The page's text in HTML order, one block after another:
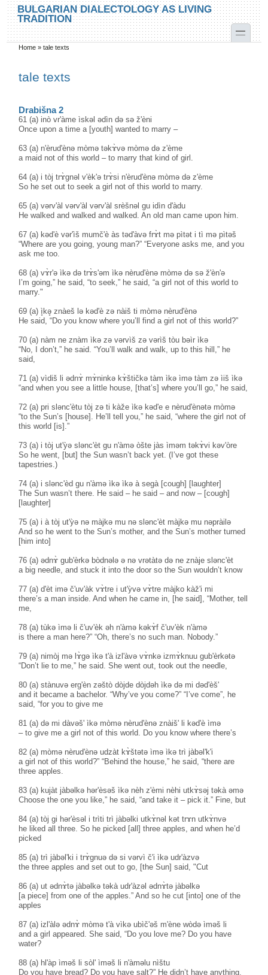
Skip to main content
Skip to search
BULGARIAN DIALECTOLOGY AS LIVING
TRADITION
toggle
You are here
Home »tale texts
tale texts
Drabišna 2
61 (a) inò vr'àme ìskəl ədìn də sə ž'èni
Once upon a time a [youth] wanted to marry –
63 (a) n'èrud'ènə mòmə təkɤ̀və mòmə də z'ème
a maid not of this world – to marry that kind of girl.
64 (a) i tòj trɤ̀gnəl v'èk'ə trɤ̀si n'èrud'ènə mòmə də z'ème
So he set out to seek a girl not of this world to marry.
65 (a) vərv'àl vərv'àl vərv'àl srèšnəl gu idìn d'àdu
He walked and walked and walked. An old man came upon him.
67 (a) kəd'è vər'ìš mumč'è às təd'àvə frɤ̀t mə pìtət i tì mə pìtəš
“Where are you going, young man?” “Everyone asks me, and you
ask me too.
68 (a) vɤ̀r'ə ìkə də trɤ̀s'əm ìkə nèrud'ènə mòmə də sə ž'èn'ə
I’m going,” he said, “to seek,” he said, “a girl not of this world to
marry."
69 (a) ì̥kə̥ znàeš lə kəd'è zə nàiš ti mòmə nèrud'ènə
He said, “Do you know where you’ll find a girl not of this world?”
70 (a) nàm ne znàm ìkə zə vərvìš zə vərìš tòu bəìr ìkə
“No, I don’t,” he said. “You’ll walk and walk, up to this hill,” he
said,
71 (a) vìdiš li ədnɤ̀ mɤ̀ninkə kɤ̀štičkə tàm ìkə ìmə tàm zə ìiš ìkə
“and when you see a little house, [that’s] where you’ll go,” he said,
72 (a) pri slənc'ètu tòj zə ti kàže ìkə kəd'e e nèrud'ènətə mòmə
“to the Sun’s [house]. He’ll tell you,” he said, “where the girl not of
this world [is].”
73 (a) i tòj ut'ỳə slənc'èt gu n'àmə òšte jàs ìməm təkɤ̀vi kəv'òre
So he went, [but] the Sun wasn’t back yet. (I’ve got these
tapestries.)
74 (a) i slənc'èd gu n'àmə ìkə ìkə à segà [cough] [laughter]
The Sun wasn’t there. He said – he said – and now – [cough]
[laughter]
75 (a) i à tòj ut'ỳə nə màjkə mu nə slənc'èt màjkə mu nəpràilə
And so he went to the Sun’s mother, and the Sun’s mother turned
[him into]
76 (a) ədnɤ̀ gub'èrkə bòdnələ ə nə vrətàtə də ne znàje slənc'èt
a big needle, and stuck it into the door so the Sun wouldn’t know
77 (a) d'èt imə č'uv'àk vɤ̀tre i ut'ỳvə vɤ̀tre màjko kàž'i mi
there’s a man inside. And when he came in, [he said], “Mother, tell
me,
78 (a) tùkə ìmə li č'uv'èk əh n'àmə kəkɤ̀f č'uv'èk n'àmə
is there a man here?” “Oh, there’s no such man. Nobody.”
79 (a) nimòj mə lɤ̀gə ìkə t'à izl'àvə vɤ̀nkə izmɤ̀knuu gub'èrkətə
“Don’t lie to me,” he said. She went out, took out the needle,
80 (a) stànuvə erg'èn zəštò dòjde dòjdəh ìkə də mi dəd'èš'
and it became a bachelor. “Why’ve you come?” “I’ve come”, he
said, “for you to give me
81 (a) də mi dàvəš' ìkə mòmə nèrud'ènə znàiš' li kəd'è ìmə
– to give me a girl not of this world. Do you know where there’s
82 (a) mòmə nèrud'ènə udzàt kɤ̀štətə ìmə ìkə trì jàbəl'k'i
a girl not of this world?” “Behind the house,” he said, “there are
three apples.
83 (a) kujàt jàbəlkə hər'èsəš ìkə nèh z'èmi nèhi utkɤ̀səj təkà əmə
Choose the one you like,” he said, “and take it – pick it.” Fine, but
84 (a) tòj gi hər'èsəl i trìti trì jàbəlki utkɤ̀nəl kət trɤn utkɤ̀nvə
he liked all three. So he picked [all] three apples, and when he’d
picked
85 (a) trì jàbəl'ki i trɤ̀gnuə də si vərvì č'i ìkə udr'àzvə
the three apples and set out to go, [the Sun] said, "Cut
86 (a) ut ədnɤ̀tə jàbəlkə təkà udr'àzəl ədnɤ̀tə jàbəlkə
[a piece] from one of the apples.” And so he cut [into] one of the
apples
87 (a) izl'àlə ədnɤ̀ mòmə t'à vìkə ubìč'əš m'ène wòdə ìməš li
and a girl appeared. She said, “Do you love me? Do you have
water?
88 (a) hl'àp ìməš li sòl' ìməš li n'àməlu nìštu
Do you have bread? Do you have salt?” He didn’t have anything.